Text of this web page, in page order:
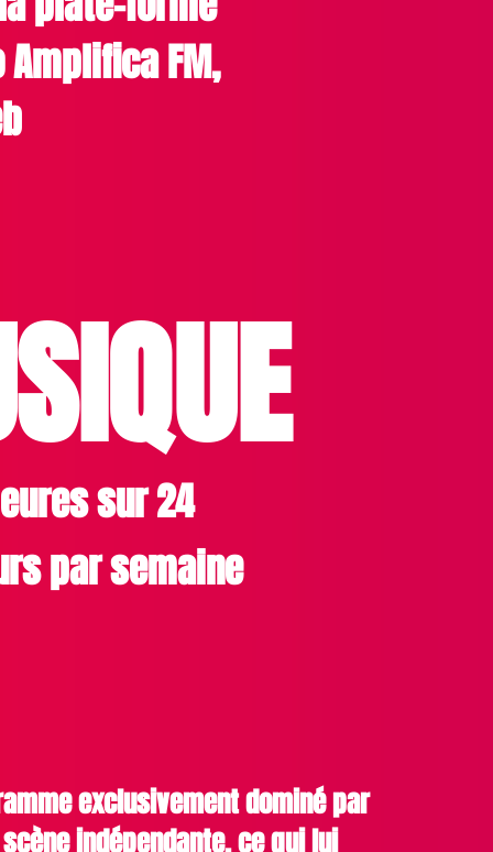
FM,
sur 24
par semaine
exclusivement dominé par
indépendante, ce qui lui